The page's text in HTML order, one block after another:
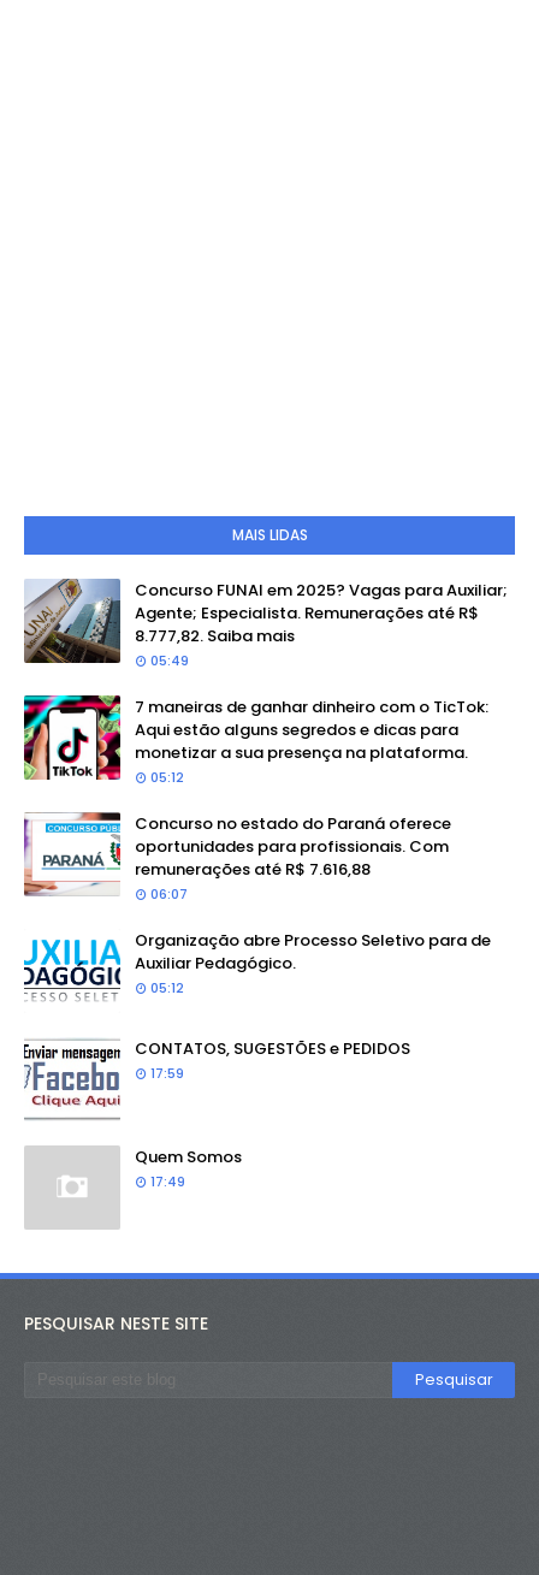
MAIS LIDAS
Concurso FUNAI em 2025? Vagas para Auxiliar;
Agente; Especialista. Remunerações até R$
8.777,82. Saiba mais
05:49
7 maneiras de ganhar dinheiro com o TicTok:
Aqui estão alguns segredos e dicas para
monetizar a sua presença na plataforma.
05:12
Concurso no estado do Paraná oferece
oportunidades para profissionais. Com
remunerações até R$ 7.616,88
06:07
Organização abre Processo Seletivo para de
Auxiliar Pedagógico.
05:12
CONTATOS, SUGESTÕES e PEDIDOS
17:59
Quem Somos
17:49
PESQUISAR NESTE SITE